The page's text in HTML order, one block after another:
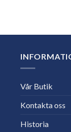
Vår Butik
Kontakta oss
Historia